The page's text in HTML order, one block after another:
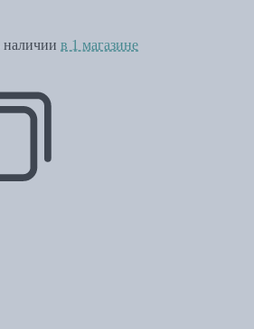
в 1 магазине